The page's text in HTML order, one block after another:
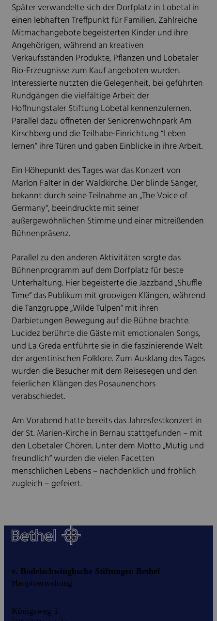
Später verwandelte sich der Dorfplatz in Lobetal in
einen lebhaften Treffpunkt für Familien. Zahlreiche
Mitmachangebote begeisterten Kinder und ihre
Angehörigen, während an kreativen
Verkaufsständen Produkte, Pflanzen und Lobetaler
Bio-Erzeugnisse zum Kauf angeboten wurden.
Interessierte nutzten die Gelegenheit, bei geführten
Rundgängen die vielfältige Arbeit der
Hoffnungstaler Stiftung Lobetal kennenzulernen.
Parallel dazu öffneten der Seniorenwohnpark Am
Kirschberg und die Teilhabe-Einrichtung “Leben
lernen” ihre Türen und gaben Einblicke in ihre Arbeit.
Ein Höhepunkt des Tages war das Konzert von
Marlon Falter in der Waldkirche. Der blinde Sänger,
bekannt durch seine Teilnahme an „The Voice of
Germany“, beeindruckte mit seiner
außergewöhnlichen Stimme und einer mitreißenden
Bühnenpräsenz.
Parallel zu den anderen Aktivitäten sorgte das
Bühnenprogramm auf dem Dorfplatz für beste
Unterhaltung. Hier begeisterte die Jazzband „Shuffle
Time“ das Publikum mit groovigen Klängen, während
die Tanzgruppe „Wilde Tulpen“ mit ihren
Darbietungen Bewegung auf die Bühne brachte.
Lucidez berührte die Gäste mit emotionalen Songs,
und La Greda entführte sie in die faszinierende Welt
der argentinischen Folklore. Zum Ausklang des Tages
wurden die Besucher mit dem Reisesegen und den
feierlichen Klängen des Posaunenchors
verabschiedet.
Am Vorabend hatte bereits das Jahresfestkonzert in
der St. Marien-Kirche in Bernau stattgefunden – mit
den Lobetaler Chören. Unter dem Motto „Mutig und
freundlich“ wurden die vielen Facetten
menschlichen Lebens – nachdenklich und fröhlich
zugleich – gefeiert.
v. Bodelschwinghsche Stiftungen Bethel
Hauptverwaltung
Königsweg 1